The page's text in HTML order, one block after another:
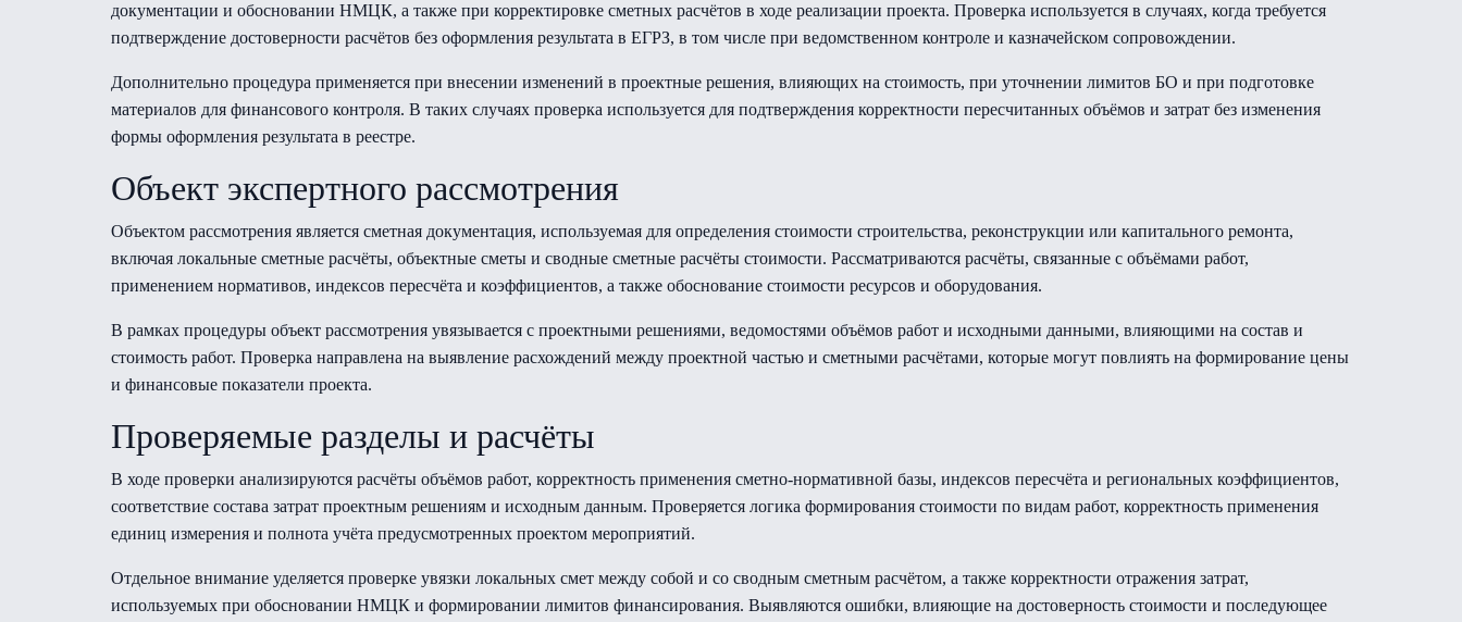
документации и обосновании НМЦК, а также при корректировке сметных расчётов в ходе реализации проекта. Проверка используется в случаях, когда требуется
подтверждение достоверности расчётов без оформления результата в ЕГРЗ, в том числе при ведомственном контроле и казначейском сопровождении.
Дополнительно процедура применяется при внесении изменений в проектные решения, влияющих на стоимость, при уточнении лимитов БО и при подготовке
материалов для финансового контроля. В таких случаях проверка используется для подтверждения корректности пересчитанных объёмов и затрат без изменения
формы оформления результата в реестре.
Объект экспертного рассмотрения
Объектом рассмотрения является сметная документация, используемая для определения стоимости строительства, реконструкции или капитального ремонта,
включая локальные сметные расчёты, объектные сметы и сводные сметные расчёты стоимости. Рассматриваются расчёты, связанные с объёмами работ,
применением нормативов, индексов пересчёта и коэффициентов, а также обоснование стоимости ресурсов и оборудования.
В рамках процедуры объект рассмотрения увязывается с проектными решениями, ведомостями объёмов работ и исходными данными, влияющими на состав и
стоимость работ. Проверка направлена на выявление расхождений между проектной частью и сметными расчётами, которые могут повлиять на формирование цены
и финансовые показатели проекта.
Проверяемые разделы и расчёты
В ходе проверки анализируются расчёты объёмов работ, корректность применения сметно-нормативной базы, индексов пересчёта и региональных коэффициентов,
соответствие состава затрат проектным решениям и исходным данным. Проверяется логика формирования стоимости по видам работ, корректность применения
единиц измерения и полнота учёта предусмотренных проектом мероприятий.
Отдельное внимание уделяется проверке увязки локальных смет между собой и со сводным сметным расчётом, а также корректности отражения затрат,
используемых при обосновании НМЦК и формировании лимитов финансирования. Выявляются ошибки, влияющие на достоверность стоимости и последующее